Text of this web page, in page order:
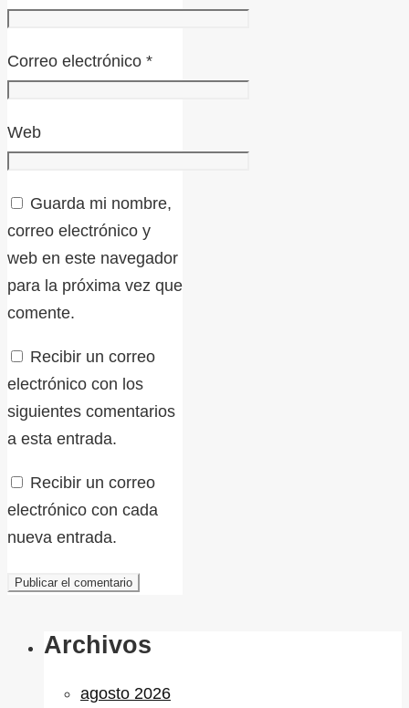
Correo electrónico *
Web
Guarda mi nombre,
correo electrónico y
web en este navegador
para la próxima vez que
comente.
Recibir un correo
electrónico con los
siguientes comentarios
a esta entrada.
Recibir un correo
electrónico con cada
nueva entrada.
Archivos
agosto 2026